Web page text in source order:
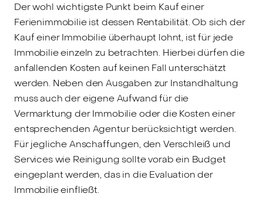
Der wohl wichtigste Punkt beim Kauf einer
Ferienimmobilie ist dessen Rentabilität. Ob sich der
Kauf einer Immobilie überhaupt lohnt, ist für jede
Immobilie einzeln zu betrachten. Hierbei dürfen die
anfallenden Kosten auf keinen Fall unterschätzt
werden. Neben den Ausgaben zur Instandhaltung
muss auch der eigene Aufwand für die
Vermarktung der Immobilie oder die Kosten einer
entsprechenden Agentur berücksichtigt werden.
Für jegliche Anschaffungen, den Verschleiß und
Services wie Reinigung sollte vorab ein Budget
eingeplant werden, das in die Evaluation der
Immobilie einfließt.